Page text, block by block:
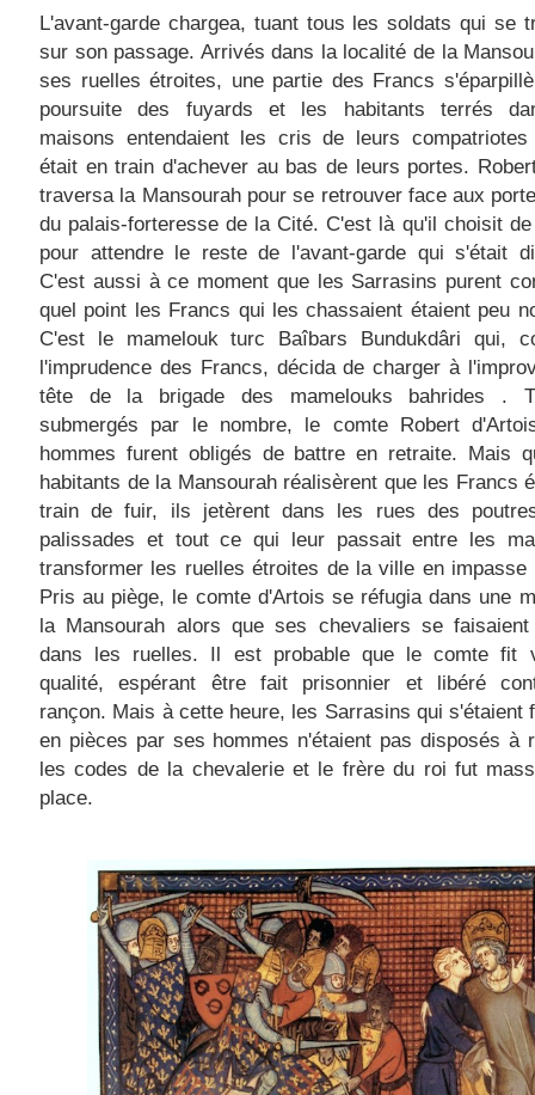
L'avant-garde chargea, tuant tous les soldats qui se
sur son passage. Arrivés dans la localité de la
ses ruelles étroites, une partie des Francs
poursuite des fuyards et les habitants terrés
maisons entendaient les cris de leurs
était en train d'achever au bas de leurs portes.
traversa la Mansourah pour se retrouver face aux
du palais-forteresse de la Cité. C'est là qu'il choisit
pour attendre le reste de l'avant-garde qui s'était
C'est aussi à ce moment que les Sarrasins purent
quel point les Francs qui les chassaient étaient peu
C'est le mamelouk turc Baîbars Bundukdâri qui,
l'imprudence des Francs, décida de charger à
tête de la brigade des mamelouks bahrides .
submergés par le nombre, le comte Robert
hommes furent obligés de battre en retraite. Mais
habitants de la Mansourah réalisèrent que les Francs
train de fuir, ils jetèrent dans les rues des
palissades et tout ce qui leur passait entre les
transformer les ruelles étroites de la ville en impasse
Pris au piège, le comte d'Artois se réfugia dans une
la Mansourah alors que ses chevaliers se faisaient
dans les ruelles. Il est probable que le comte fit
qualité, espérant être fait prisonnier et libéré
rançon. Mais à cette heure, les Sarrasins qui s'étaient
en pièces par ses hommes n'étaient pas disposés à
les codes de la chevalerie et le frère du roi fut
place.